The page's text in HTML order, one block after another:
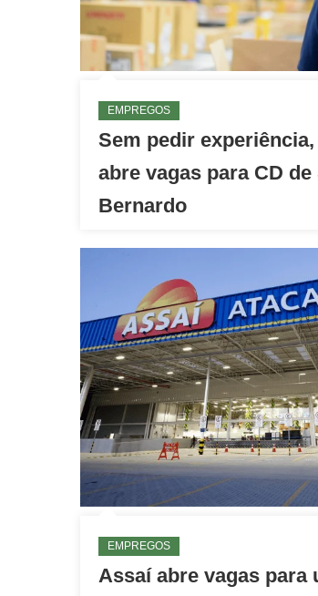
EMPREGOS
Sem pedir
abre vagas para CD de
Bernardo
EMPREGOS
Assaí abre vagas para